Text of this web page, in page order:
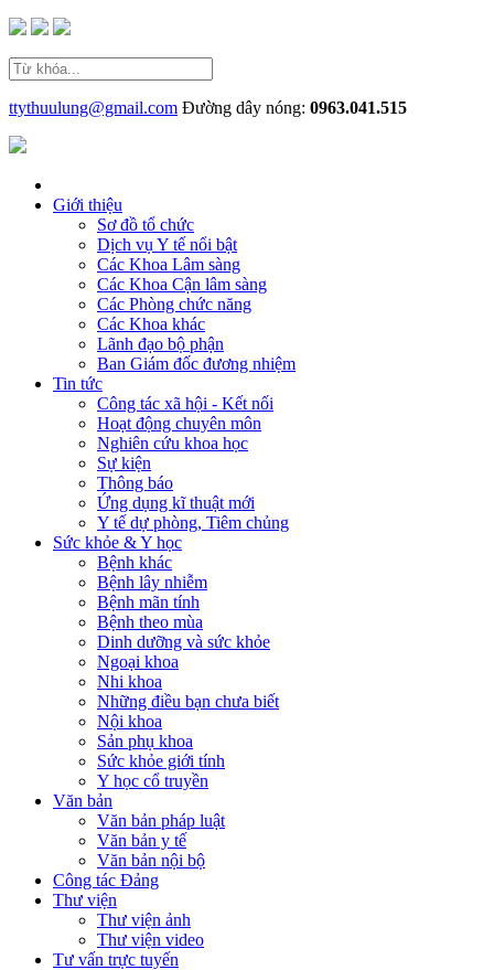
ttythuulung@gmail.com Đường dây nóng: 0963.041.515
Giới thiệu
Sơ đồ tổ chức
Dịch vụ Y tế nổi bật
Các Khoa Lâm sàng
Các Khoa Cận lâm sàng
Các Phòng chức năng
Các Khoa khác
Lãnh đạo bộ phận
Ban Giám đốc đương nhiệm
Tin tức
Công tác xã hội - Kết nối
Hoạt động chuyên môn
Nghiên cứu khoa học
Sự kiện
Thông báo
Ứng dụng kĩ thuật mới
Y tế dự phòng, Tiêm chủng
Sức khỏe & Y học
Bệnh khác
Bệnh lây nhiễm
Bệnh mãn tính
Bệnh theo mùa
Dinh dưỡng và sức khỏe
Ngoại khoa
Nhi khoa
Những điều bạn chưa biết
Nội khoa
Sản phụ khoa
Sức khỏe giới tính
Y học cổ truyền
Văn bản
Văn bản pháp luật
Văn bản y tế
Văn bản nội bộ
Công tác Đảng
Thư viện
Thư viện ảnh
Thư viện video
Tư vấn trực tuyến